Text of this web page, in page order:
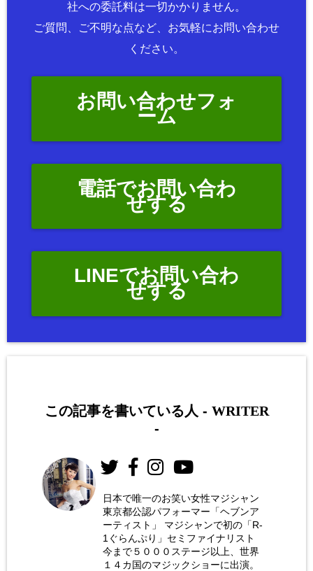
社への委託料は一切かかりません。
ご質問、ご不明な点など、お気軽にお問い合わせ
ください。
お問い合わせフォ
ーム
電話でお問い合わ
せする
LINEでお問い合わ
せする
この記事を書いている人 - WRITER
-
日本で唯一のお笑い女性マジシャン
東京都公認パフォーマー「ヘブンア
ーティスト」 マジシャンで初の「R-
1ぐらんぷり」セミファイナリスト
今まで５０００ステージ以上、世界
１４カ国のマジックショーに出演。